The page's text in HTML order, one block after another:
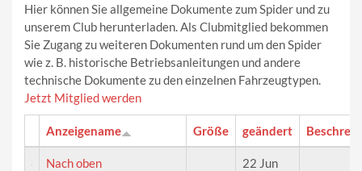
Hier können Sie allgemeine Dokumente zum Spider und zu
unserem Club herunterladen. Als Clubmitglied bekommen
Sie Zugang zu weiteren Dokumenten rund um den Spider
wie z. B. historische Betriebsanleitungen und andere
technische Dokumente zu den einzelnen Fahrzeugtypen.
Jetzt Mitglied werden
Anzeigename Größe geändert
Nach oben
22 Jun